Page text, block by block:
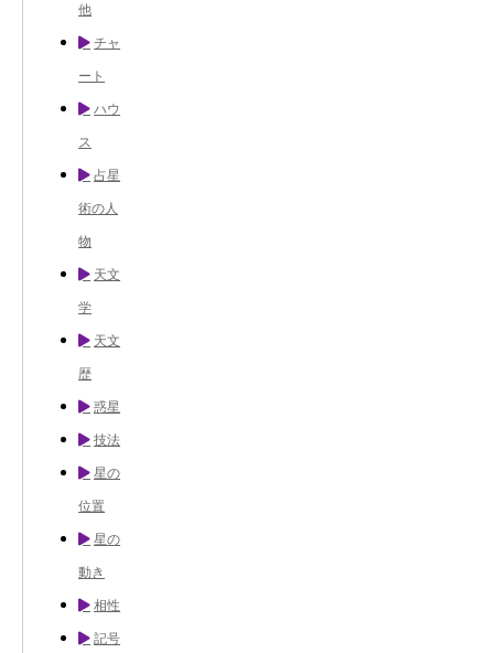
他
チャ
ート
ハウ
ス
占星
術の人
物
天文
学
天文
歴
惑星
技法
星の
位置
星の
動き
相性
記号